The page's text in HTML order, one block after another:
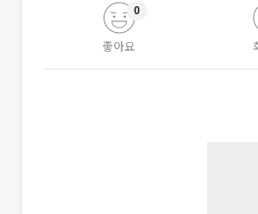
좋아요
0